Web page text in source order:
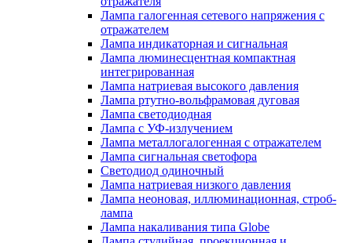
Лампа галогенная сетевого напряжения с
отражателем
Лампа индикаторная и сигнальная
Лампа люминесцентная компактная
интегрированная
Лампа натриевая высокого давления
Лампа ртутно-вольфрамовая дуговая
Лампа светодиодная
Лампа с УФ-излучением
Лампа металлогалогенная с отражателем
Лампа сигнальная светофора
Светодиод одиночный
Лампа натриевая низкого давления
Лампа неоновая, иллюминационная, строб-
лампа
Лампа накаливания типа Globe